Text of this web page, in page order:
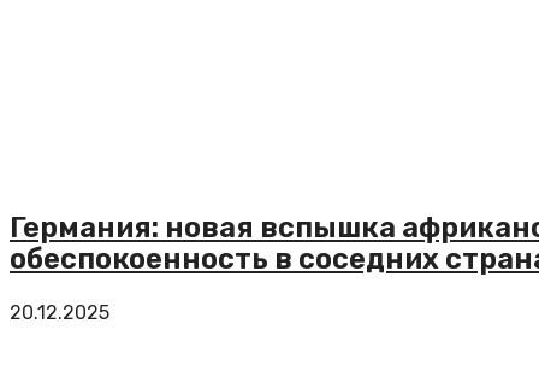
Германия: новая вспышка
обеспокоенность в соседних
20.12.2025